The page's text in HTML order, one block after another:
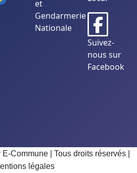
et
Gendarmerie
Nationale
Suivez-
nous sur
Facebook
Commune | Tous droits réservés |
légales